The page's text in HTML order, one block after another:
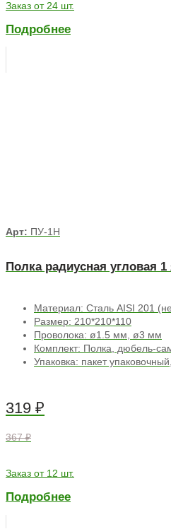
Заказ от 24 шт.
Подробнее
Арт: ПУ-1Н
Полка радиусная угловая
Материал: Сталь AISI 201
Размер: 210*210*110
Проволока: ø1.5 мм, ø3 мм
Комплект: Полка, дюбель-
Упаковка: пакет
319 ₽
367 ₽
Заказ от 12 шт.
Подробнее